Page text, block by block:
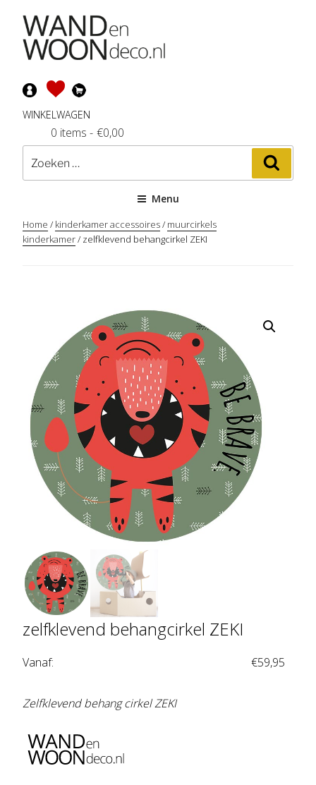
inhoud
WINKELWAGEN
- €0,00
0 items
Zoeken
naar:
Menu
Home / kinderkamer accessoires/ muurcirkels
kinderkamer/ zelfklevend behangcirkel ZEKI
zelfklevend behangcirkel ZEKI
Vanaf: €59,95
Zelfklevend behang cirkel ZEKI